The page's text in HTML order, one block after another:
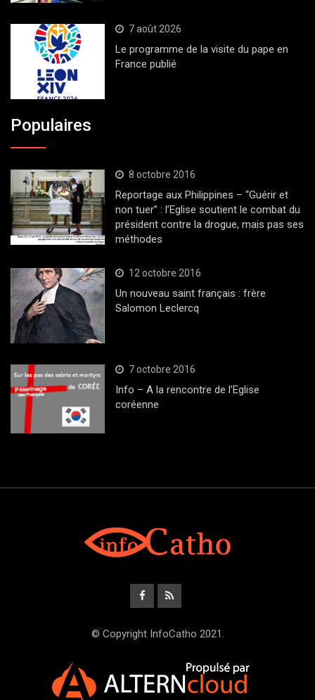
7 août 2026
Le programme de la visite du pape en
France publié
Populaires
8 octobre 2016
Reportage aux Philippines – “Guérir et
non tuer” : l’Eglise soutient le combat du
président contre la drogue, mais pas ses
méthodes
12 octobre 2016
Un nouveau saint français : frère
Salomon Leclercq
7 octobre 2016
Info – A la rencontre de l’Eglise
coréenne
© Copyright InfoCatho 2021.